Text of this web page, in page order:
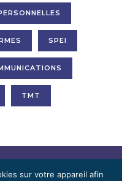
SPEI
TMT
sur votre appareil afin